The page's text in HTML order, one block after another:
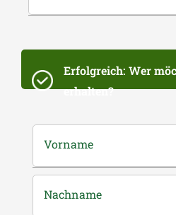
Erfolgreich: Wer
erhalten?
Vorname
Nachname